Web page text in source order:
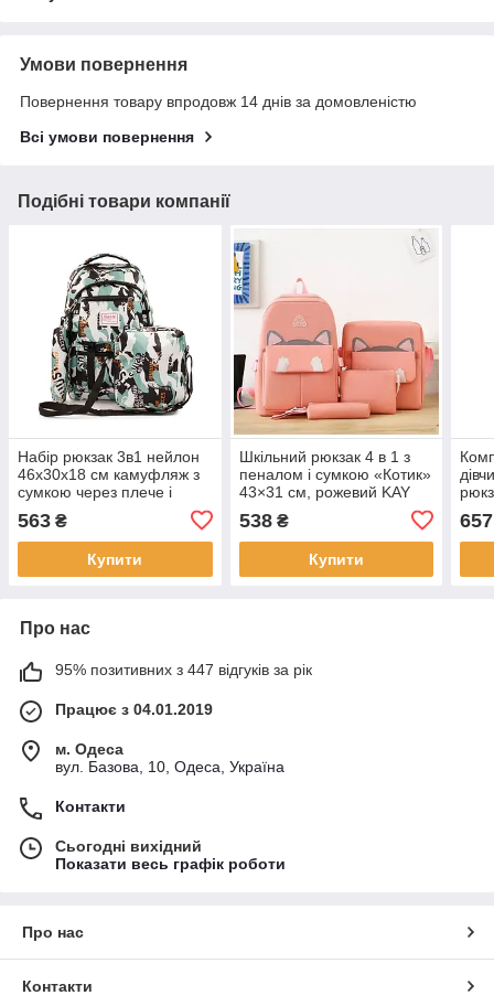
Умови повернення
Повернення товару впродовж 14 днів за домовленістю
Всі умови повернення
Подібні товари компанії
Набір рюкзак 3в1 нейлон
46х30х18 см камуфляж з
сумкою через плече і
Karman
563 ₴
Купити
Шкільний рюкзак 4 в 1 з
пеналом і сумкою «Котик»
43×31 см, рожевий KAY
538₴
Купити
657
Про нас
95% позитивних з 447 відгуків за рік
Працює з 04.01.2019
м. Одеса
вул. Базова, 10, Одеса, Україна
Контакти
Сьогодні вихідний
Показати весь графік роботи
Про нас
Контакти